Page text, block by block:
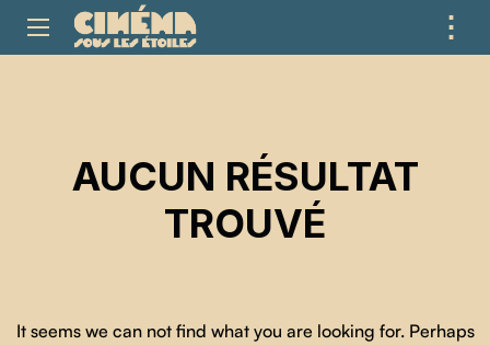
⋮
AUCUN RÉSULTAT
TROUVÉ
It seems we can not find what you are looking for. Perhaps